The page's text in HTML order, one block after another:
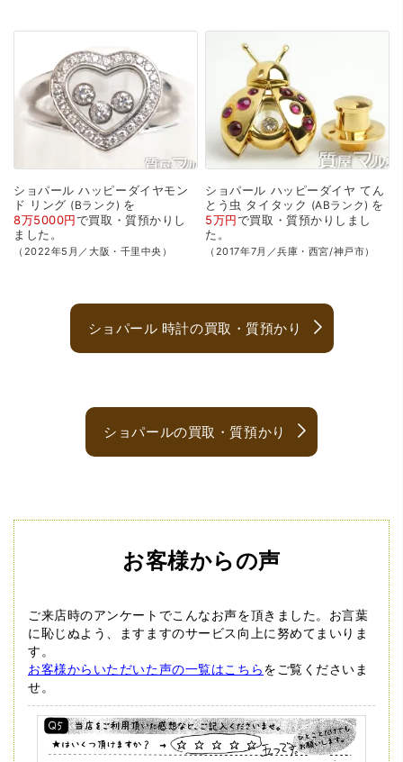
ショパール ハッピーダイヤモン
ド リング Bランク を
8万5000円で買取・質預かり し
ました。
（2022年5月／大阪・千里中央）
ショパール ハッピーダイヤ てん
とう虫 タイタック ABランク を
5万円で買取・質預かり しまし
た。
（2017年7月／兵庫・西宮/神戸市）
ショパール 時計の買取・質預かり
ショパールの買取・質預かり
お客様からの声
ご来店時のアンケートでこんなお声を頂きました。 お言葉
に恥じぬよう、ますますのサービス向上に努めてまいりま
す。
お客様からいただいた声の一覧はこちらをご覧くださいま
せ。